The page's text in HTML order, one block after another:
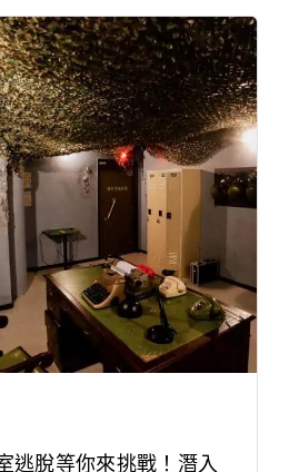
逃脫等你來挑戰！潛入